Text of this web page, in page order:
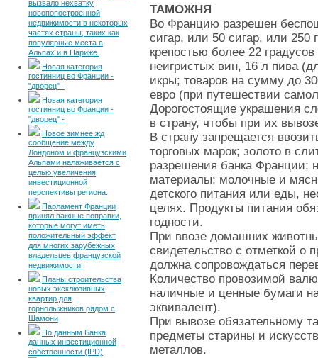
вызвало нехватку
новопопостроенной
недвижимости в некоторых
частях страны, таких как
популярные места в
Альпах и в Париже.
Новая категория
гостинниц во Франции -
"дворец" -
Новая категория
гостинниц во Франции -
"дворец" -
Новое зимнее жд
сообщение между
Лондоном и французскими
Альпами налаживается с
целью увеличения
инвестиционной
перспективы региона.
Парламент Франции
принял важные поправки,
которые могут иметь
положительный эффект
для многих зарубежных
владельцев французской
недвижимости.
Планы строительства
новых эксклюзивных
квартир для
горнолыжников рядом с
Шамони
По данным Банка
данных инвестиционной
собственности (IPD)
ТАМОЖНЯ
Во Францию разрешен
сигар, или 50 сигар, или 250
крепостью более 22
неигристых вин, 16 л пива
икры; товаров на сумму до
евро (при путешествии
Дорогостоящие украшения
в страну, чтобы при их
В страну запрещается
торговых марок; золото в
разрешения банка Франции;
материалы; молочные и
детского питания или еды,
целях. Продукты питания
годности.
При ввозе домашних
свидетельство с отметкой о
должна сопровождаться
Количество провозимой
наличные и ценные бумаги
эквивалент).
При вывозе обязательному
предметы старины и
металлов.